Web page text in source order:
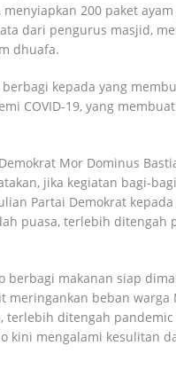
200 paket
dari pengurus masjid,
dhuafa.
kepada yang
COVID-19, yang
Mor Dominus
jika kegiatan bagi-
Partai Demokrat
puasa, terlebih ditengah
berbagi makanan siap
beban warga
terlebih ditengah
kini mengalami kesulitan